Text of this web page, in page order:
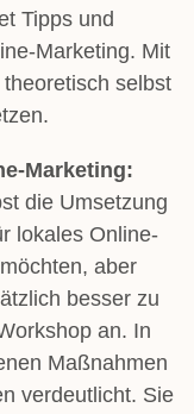
Tipps und
Marketing. Mit
selbst
Marketing:
die Umsetzung
lokales Online-
aber
besser zu
an. In
Maßnahmen
verdeutlicht. Sie